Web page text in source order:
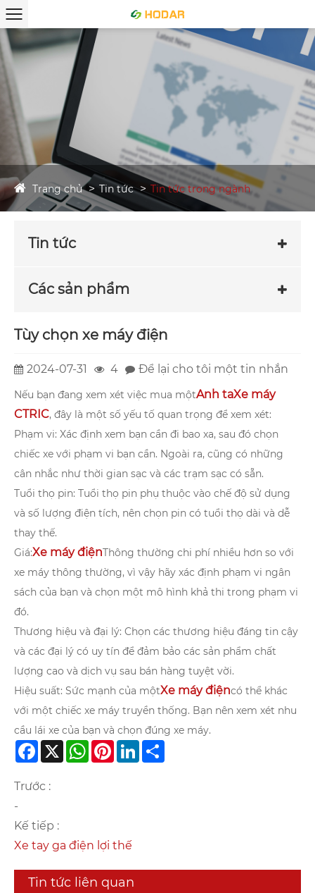
Trang chủ Tin tức Tin tức trong ngành
Tin tức
Các sản phẩm
Tùy chọn xe máy điện
2024-07-31 4 Để lại cho tôi một tin nhắn
Nếu bạn đang xem xét việc mua mộtAnh taXe máy
CTRIC, đây là một số yếu tố quan trọng để xem xét:
Phạm vi: Xác định xem bạn cần đi bao xa, sau đó chọn
chiếc xe với phạm vi bạn cần. Ngoài ra, cũng có những
cân nhắc như thời gian sạc và các trạm sạc có sẵn.
Tuổi thọ pin: Tuổi thọ pin phụ thuộc vào chế độ sử dụng
và số lượng điện tích, nên chọn pin có tuổi thọ dài và dễ
thay thế.
Giá:Xe máy điệnThông thường chi phí nhiều hơn so với
xe máy thông thường, vì vậy hãy xác định phạm vi ngân
sách của bạn và chọn một mô hình khả thi trong phạm vi
đó.
Thương hiệu và đại lý: Chọn các thương hiệu đáng tin cậy
và các đại lý có uy tín để đảm bảo các sản phẩm chất
lượng cao và dịch vụ sau bán hàng tuyệt vời.
Hiệu suất: Sức mạnh của mộtXe máy điệncó thể khác
với một chiếc xe máy truyền thống. Bạn nên xem xét nhu
cầu lái xe của bạn và chọn đúng xe máy.
Facebook
X WhatsApp
PinterestLinkedIn
Trước :
-
Kế tiếp :
Xe tay ga điện lợi thế
Tin tức liên quan